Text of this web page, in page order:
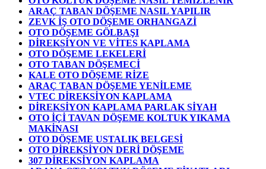
ARAÇ TABAN DÖŞEME NASIL YAPILIR
ZEVK İŞ OTO DÖŞEME ORHANGAZİ
OTO DÖŞEME GÖLBAŞI
DİREKSİYON VE VİTES KAPLAMA
OTO DÖŞEME LEKELERİ
OTO TABAN DÖŞEMECİ
KALE OTO DÖŞEME RİZE
ARAÇ TABAN DÖŞEME YENİLEME
VTEC DİREKSİYON KAPLAMA
DİREKSİYON KAPLAMA PARLAK SİYAH
OTO İÇİ TAVAN DÖŞEME KOLTUK YIKAMA
MAKİNASI
OTO DÖŞEME USTALIK BELGESİ
OTO DİREKSİYON DERİ DÖŞEME
307 DİREKSİYON KAPLAMA